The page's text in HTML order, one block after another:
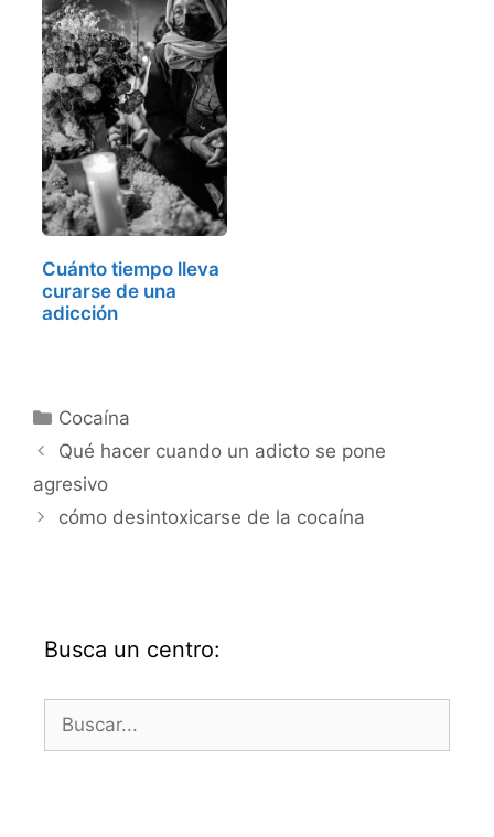
Cuánto tiempo lleva
curarse de una
adicción
Categorías
Cocaína
Qué hacer cuando un adicto se pone
agresivo
cómo desintoxicarse de la cocaína
Busca un centro:
Buscar: